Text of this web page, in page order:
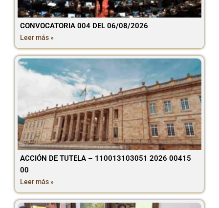
CONVOCATORIA 004 DEL 06/08/2026
Leer más »
ACCIÓN DE TUTELA – 110013103051 2026 00415
00
Leer más »